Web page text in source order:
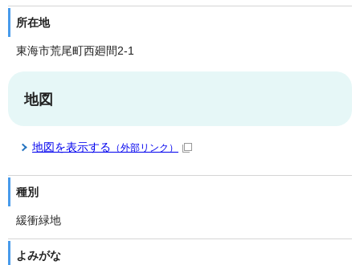
所在地
東海市荒尾町西廻間2-1
地図
地図を表示する （外部リンク）
種別
緩衝緑地
よみがな